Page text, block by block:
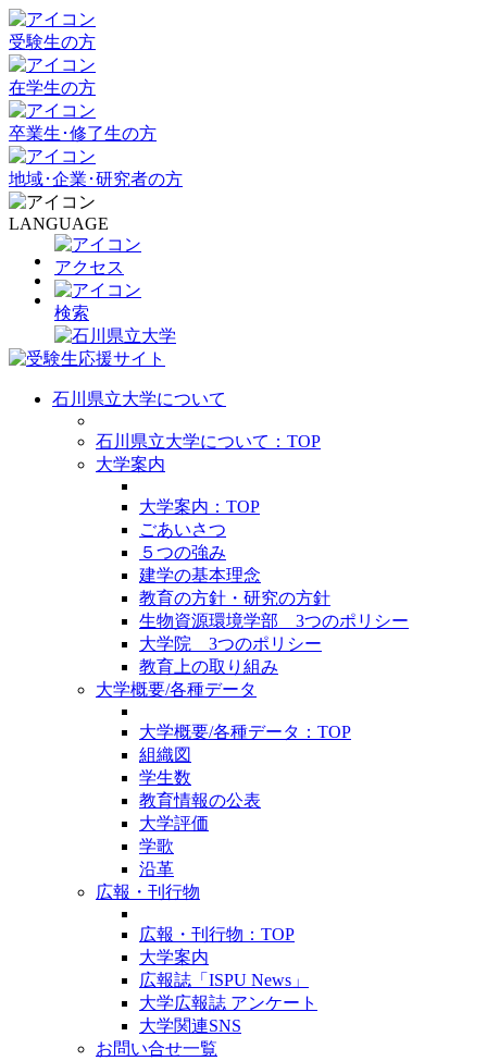
受験生の方
在学生の方
卒業生･修了生の方
地域･企業･研究者の方
LANGUAGE
アクセス
検索
石川県立大学について
石川県立大学について：TOP
大学案内
大学案内：TOP
ごあいさつ
５つの強み
建学の基本理念
教育の方針・研究の方針
生物資源環境学部 3つのポリシー
大学院 3つのポリシー
教育上の取り組み
大学概要/各種データ
大学概要/各種データ：TOP
組織図
学生数
教育情報の公表
大学評価
学歌
沿革
広報・刊行物
広報・刊行物：TOP
大学案内
広報誌「ISPU News」
大学広報誌 アンケート
大学関連SNS
お問い合せ一覧